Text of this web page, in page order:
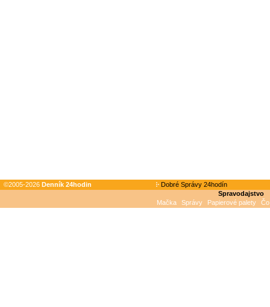
©2005-2026 Denník 24hodin
Dobré Správy 24hodín
Spravodajstvo
Mačka
Správy Papierové palety